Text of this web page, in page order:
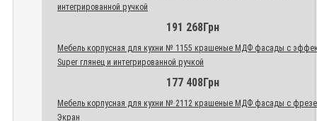
интегрированной ручкой
191 268Грн
Мебель корпусная для кухни № 1155 крашеные МДФ фасады с
Super глянец и интегрированной ручкой
177 408Грн
Мебель корпусная для кухни № 2112 крашеные МДФ фасады с
Экран